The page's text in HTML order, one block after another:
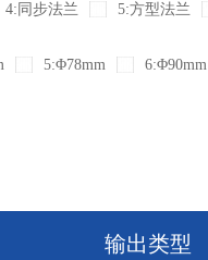
4:同步法兰 5:方型法兰
5:Φ78mm 6:Φ90mm
输出类型